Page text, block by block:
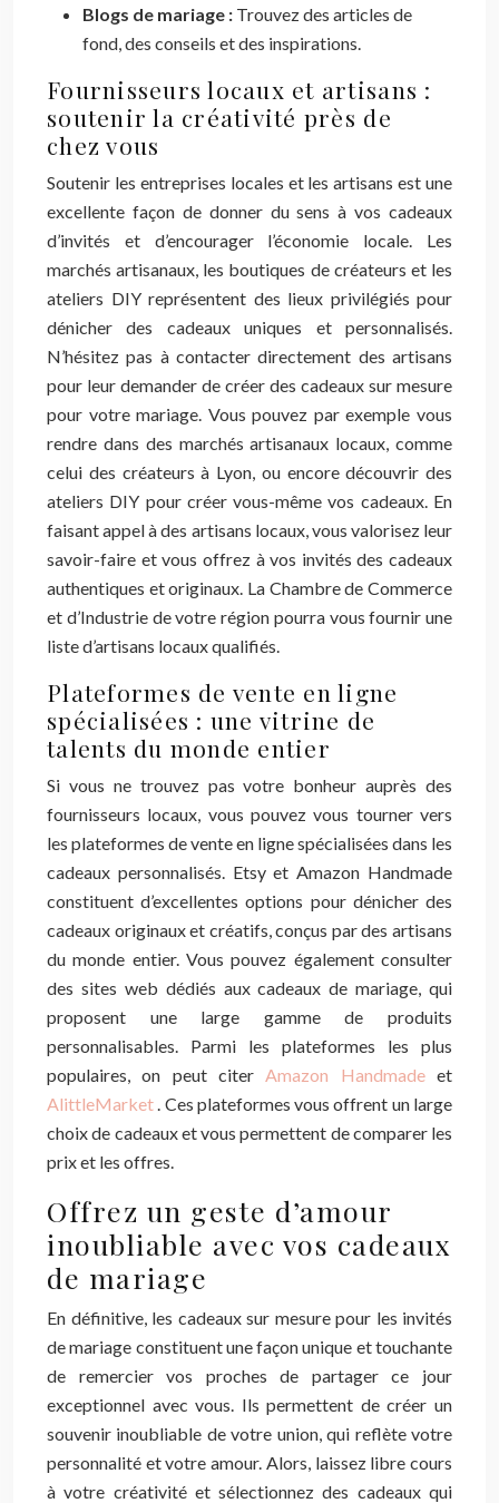
Blogs de mariage : Trouvez des articles de
fond, des conseils et des inspirations.
Fournisseurs locaux et artisans :
soutenir la créativité près de
chez vous
Soutenir les entreprises locales et les artisans est une
excellente façon de donner du sens à vos cadeaux
d’invités et d’encourager l’économie locale. Les
marchés artisanaux, les boutiques de créateurs et les
ateliers DIY représentent des lieux privilégiés pour
dénicher des cadeaux uniques et personnalisés.
N’hésitez pas à contacter directement des artisans
pour leur demander de créer des cadeaux sur mesure
pour votre mariage. Vous pouvez par exemple vous
rendre dans des marchés artisanaux locaux, comme
celui des créateurs à Lyon, ou encore découvrir des
ateliers DIY pour créer vous-même vos cadeaux. En
faisant appel à des artisans locaux, vous valorisez leur
savoir-faire et vous offrez à vos invités des cadeaux
authentiques et originaux. La Chambre de Commerce
et d’Industrie de votre région pourra vous fournir une
liste d’artisans locaux qualifiés.
Plateformes de vente en ligne
spécialisées : une vitrine de
talents du monde entier
Si vous ne trouvez pas votre bonheur auprès des
fournisseurs locaux, vous pouvez vous tourner vers
les plateformes de vente en ligne spécialisées dans les
cadeaux personnalisés. Etsy et Amazon Handmade
constituent d’excellentes options pour dénicher des
cadeaux originaux et créatifs, conçus par des artisans
du monde entier. Vous pouvez également consulter
des sites web dédiés aux cadeaux de mariage, qui
proposent une large gamme de produits
personnalisables. Parmi les plateformes les plus
populaires, on peut citerAmazon Handmadeet
AlittleMarket. Ces plateformes vous offrent un large
choix de cadeaux et vous permettent de comparer les
prix et les offres.
Offrez un geste d’amour
inoubliable avec vos cadeaux
de mariage
En définitive, les cadeaux sur mesure pour les invités
de mariage constituent une façon unique et touchante
de remercier vos proches de partager ce jour
exceptionnel avec vous. Ils permettent de créer un
souvenir inoubliable de votre union, qui reflète votre
personnalité et votre amour. Alors, laissez libre cours
à votre créativité et sélectionnez des cadeaux qui